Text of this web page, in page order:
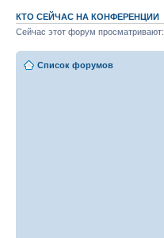
КТО СЕЙЧАС НА КОНФЕРЕНЦИИ
Сейчас этот форум просматривают:
Список форумов